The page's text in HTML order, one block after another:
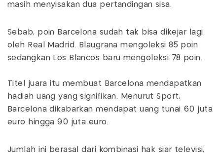
masih menyisakan dua pertandingan sisa.
Sebab, poin Barcelona sudah tak bisa dikejar lagi
oleh Real Madrid. Blaugrana mengoleksi 85 poin
sedangkan Los Blancos baru mengoleksi 78 poin.
Titel juara itu membuat Barcelona mendapatkan
hadiah uang yang signifikan. Menurut Sport,
Barcelona dikabarkan mendapat uang tunai 60 juta
euro hingga 90 juta euro.
Jumlah ini berasal dari kombinasi hak siar televisi,